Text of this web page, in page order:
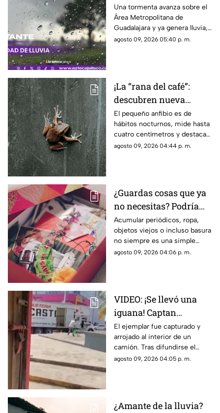
Guadalajara: ¿Dónde
está lloviendo y qué
zonas tienen alerta?
Una tormenta avanza sobre el
Área Metropolitana de
Guadalajara y ya genera lluvia,
actividad eléctrica y rachas de
agosto 09, 2026 05:40 p. m.
¡La “rana del café”:
descubren nueva
especie en Costa Rica
El pequeño anfibio es de
hábitos nocturnos, mide hasta
cuatro centímetros y destaca
por sus manchas verdes y su
agosto 09, 2026 04:44 p. m.
¿Guardas cosas que ya
no necesitas? Podría
haber algo más detrás
Acumular periódicos, ropa,
objetos viejos o incluso basura
no siempre es una simple
costumbre. En algunos casos,
agosto 09, 2026 04:06 p. m.
VIDEO: ¡Se llevó una
iguana! Captan
presunto robo en
Tuxpan y reportan
detención
El ejemplar fue capturado y
arrojado al interior de un
camión. Tras difundirse el
video, autoridades
agosto 09, 2026 04:05 p. m.
¿Amante de la lluvia?